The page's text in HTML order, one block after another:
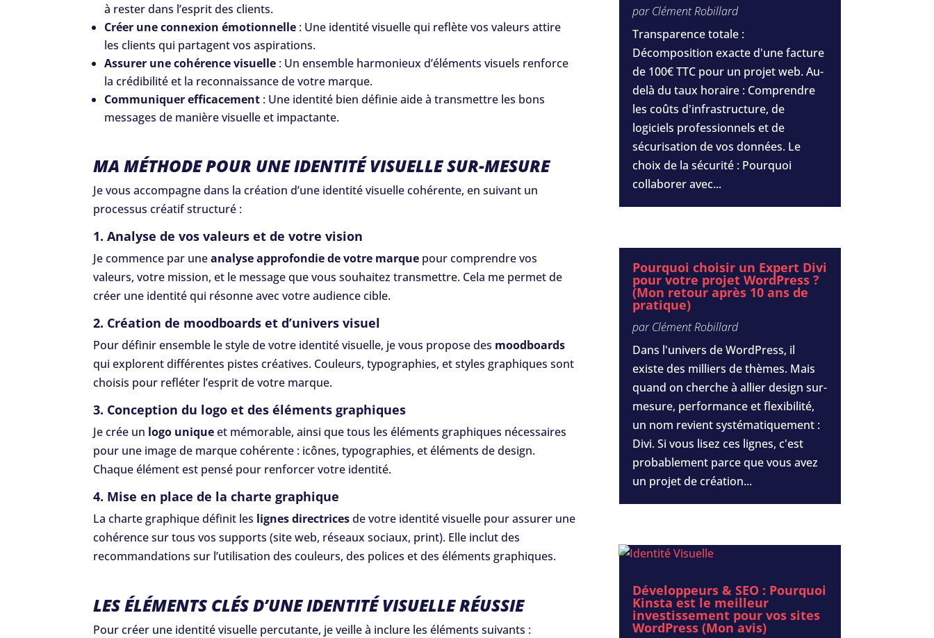
à rester dans l’esprit des clients.
Créer une connexion émotionnelle : Une identité visuelle qui reflète vos valeurs attire
les clients qui partagent vos aspirations.
Assurer une cohérence visuelle : Un ensemble harmonieux d’éléments visuels renforce
la crédibilité et la reconnaissance de votre marque.
Communiquer efficacement : Une identité bien définie aide à transmettre les bons
messages de manière visuelle et impactante.
MA MÉTHODE POUR UNE IDENTITÉ VISUELLE SUR-MESURE
Je vous accompagne dans la création d’une identité visuelle cohérente, en suivant un
processus créatif structuré :
1. Analyse de vos valeurs et de votre vision
Je commence par uneanalyse approfondie de votre marque pour comprendre vos
valeurs, votre mission, et le message que vous souhaitez transmettre. Cela me permet de
créer une identité qui résonne avec votre audience cible.
2. Création de moodboards et d’univers visuel
Pour définir ensemble le style de votre identité visuelle, je vous propose des moodboards
qui explorent différentes pistes créatives. Couleurs, typographies, et styles graphiques sont
choisis pour refléter l’esprit de votre marque.
3. Conception du logo et des éléments graphiques
Je crée un logo uniqueet mémorable, ainsi que tous les éléments graphiques nécessaires
pour une image de marque cohérente : icônes, typographies, et éléments de design.
Chaque élément est pensé pour renforcer votre identité.
4. Mise en place de la charte graphique
La charte graphique définit les lignes directricesde votre identité visuelle pour assurer une
cohérence sur tous vos supports (site web, réseaux sociaux, print). Elle inclut des
recommandations sur l’utilisation des couleurs, des polices et des éléments graphiques.
LES ÉLÉMENTS CLÉS D’UNE IDENTITÉ VISUELLE RÉUSSIE
Pour créer une identité visuelle percutante, je veille à inclure les éléments suivants :
parClément Robillard
Transparence totale :
Décomposition exacte d'une facture
de 100€ TTC pour un projet web. Au-
delà du taux horaire : Comprendre
les coûts d'infrastructure, de
logiciels professionnels et de
sécurisation de vos données. Le
choix de la sécurité : Pourquoi
collaborer avec...
Pourquoi choisir un Expert Divi
pour votre projet WordPress ?
(Mon retour après 10 ans de
pratique)
parClément Robillard
Dans l'univers de WordPress, il
existe des milliers de thèmes. Mais
quand on cherche à allier design sur-
mesure, performance et flexibilité,
un nom revient systématiquement :
Divi. Si vous lisez ces lignes, c'est
probablement parce que vous avez
un projet de création...
Développeurs & SEO : Pourquoi
Kinsta est le meilleur
investissement pour vos sites
WordPress (Mon avis)